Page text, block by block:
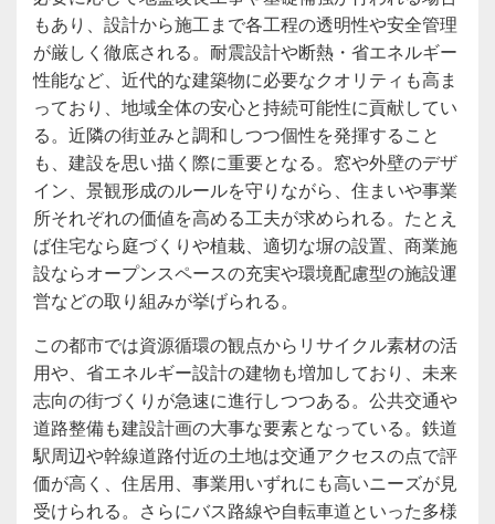
もあり、設計から施工まで各工程の透明性や安全管理
が厳しく徹底される。耐震設計や断熱・省エネルギー
性能など、近代的な建築物に必要なクオリティも高ま
っており、地域全体の安心と持続可能性に貢献してい
る。近隣の街並みと調和しつつ個性を発揮すること
も、建設を思い描く際に重要となる。窓や外壁のデザ
イン、景観形成のルールを守りながら、住まいや事業
所それぞれの価値を高める工夫が求められる。たとえ
ば住宅なら庭づくりや植栽、適切な塀の設置、商業施
設ならオープンスペースの充実や環境配慮型の施設運
営などの取り組みが挙げられる。
この都市では資源循環の観点からリサイクル素材の活
用や、省エネルギー設計の建物も増加しており、未来
志向の街づくりが急速に進行しつつある。公共交通や
道路整備も建設計画の大事な要素となっている。鉄道
駅周辺や幹線道路付近の土地は交通アクセスの点で評
価が高く、住居用、事業用いずれにも高いニーズが見
受けられる。さらにバス路線や自転車道といった多様